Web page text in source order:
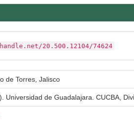
20.500.12104/74624
de Torres, Jalisco
Universidad de Guadalajara. CUCBA,